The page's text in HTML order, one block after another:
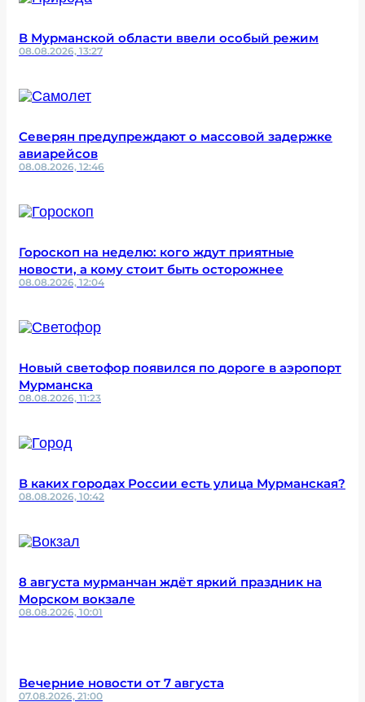
В Мурманской области ввели особый режим
08.08.2026, 13:27
Северян предупреждают о массовой задержке
авиарейсов
08.08.2026, 12:46
Гороскоп на неделю: кого ждут приятные
новости, а кому стоит быть осторожнее
08.08.2026, 12:04
Новый светофор появился по дороге в аэропорт
Мурманска
08.08.2026, 11:23
В каких городах России есть улица Мурманская?
08.08.2026, 10:42
8 августа мурманчан ждёт яркий праздник на
Морском вокзале
08.08.2026, 10:01
Вечерние новости от 7 августа
07.08.2026, 21:00